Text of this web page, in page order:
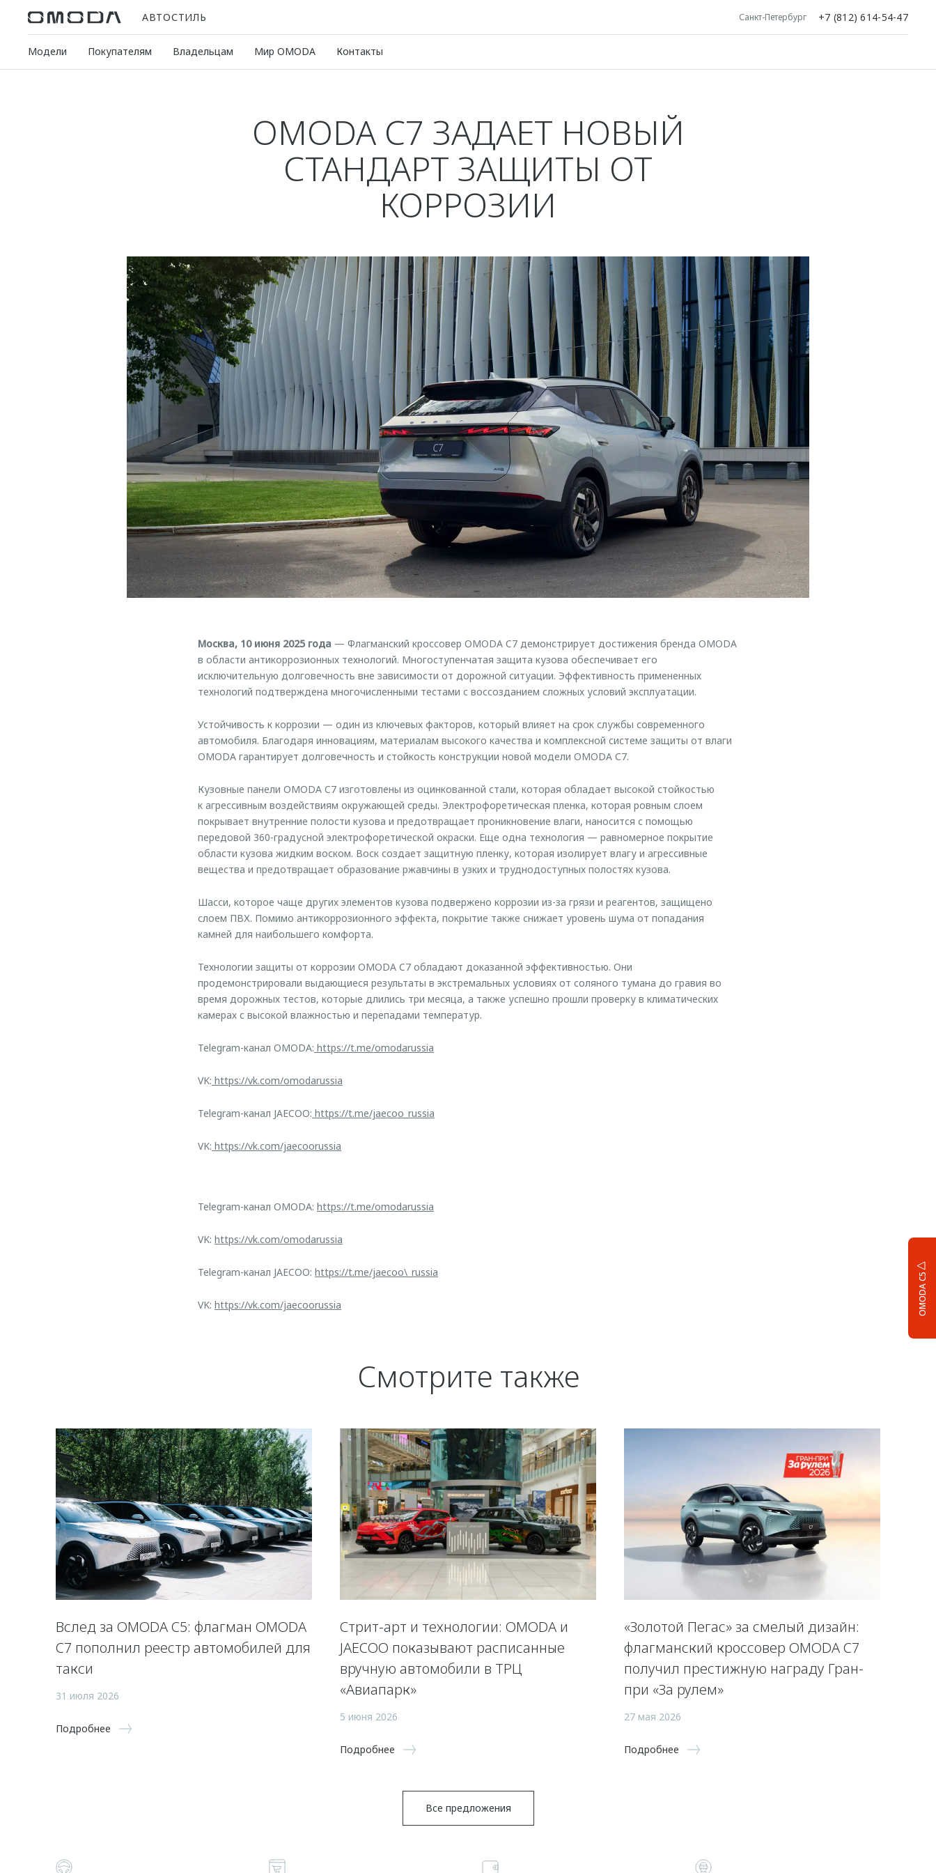
АВТОСТИЛЬ Санкт-Петербург +7 (812) 614-54-47
Модели Покупателям Владельцам Мир OMODA Контакты
OMODA C5
OMODA C7 ЗАДАЕТ НОВЫЙ
СТАНДАРТ ЗАЩИТЫ ОТ
КОРРОЗИИ
Москва, 10 июня 2025 года — Флагманский кроссовер OMODA C7 демонстрирует достижения бренда OMODA
в области антикоррозионных технологий. Многоступенчатая защита кузова обеспечивает его
исключительную долговечность вне зависимости от дорожной ситуации. Эффективность примененных
технологий подтверждена многочисленными тестами с воссозданием сложных условий эксплуатации.
Устойчивость к коррозии — один из ключевых факторов, который влияет на срок службы современного
автомобиля. Благодаря инновациям, материалам высокого качества и комплексной системе защиты от влаги
OMODA гарантирует долговечность и стойкость конструкции новой модели OMODA С7.
Кузовные панели OMODA C7 изготовлены из оцинкованной стали, которая обладает высокой стойкостью
к агрессивным воздействиям окружающей среды. Электрофоретическая пленка, которая ровным слоем
покрывает внутренние полости кузова и предотвращает проникновение влаги, наносится с помощью
передовой 360-градусной электрофоретической окраски. Еще одна технология — равномерное покрытие
области кузова жидким воском. Воск создает защитную пленку, которая изолирует влагу и агрессивные
вещества и предотвращает образование ржавчины в узких и труднодоступных полостях кузова.
Шасси, которое чаще других элементов кузова подвержено коррозии из-за грязи и реагентов, защищено
слоем ПВХ. Помимо антикоррозионного эффекта, покрытие также снижает уровень шума от попадания
камней для наибольшего комфорта.
Технологии защиты от коррозии OMODA C7 обладают доказанной эффективностью. Они
продемонстрировали выдающиеся результаты в экстремальных условиях от соляного тумана до гравия во
время дорожных тестов, которые длились три месяца, а также успешно прошли проверку в климатических
камерах с высокой влажностью и перепадами температур.
Telegram-канал OMODA: https://t.me/omodarussia
VK: https://vk.com/omodarussia
Telegram-канал JAECOO: https://t.me/jaecoo_russia
VK: https://vk.com/jaecoorussia
Telegram-канал OMODA: https://t.me/omodarussia
VK: https://vk.com/omodarussia
Telegram-канал JAECOO: https://t.me/jaecoo\_russia
VK: https://vk.com/jaecoorussia
Смотрите также
Вслед за OMODA C5: флагман OMODA
C7 пополнил реестр автомобилей для
такси
31 июля 2026
Подробнее
Стрит-арт и технологии: OMODA и
JAECOO показывают расписанные
вручную автомобили в ТРЦ
«Авиапарк»
5 июня 2026
Подробнее
«Золотой Пегас» за смелый дизайн:
флагманский кроссовер OMODA C7
получил престижную награду Гран-
при «За рулем»
27 мая 2026
Подробнее
Все предложения